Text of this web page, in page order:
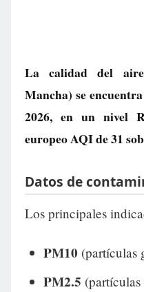
La calidad del
Mancha) se
2026, en un nivel
europeo AQI de31
Datos de
Los principales
PM10 (partículas
PM2.5